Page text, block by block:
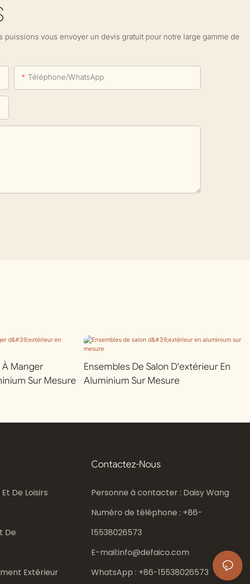
vous envoyer un devis gratuit pour notre large gamme de
Téléphone/WhatsApp
À Manger
Sur Mesure
Ensembles De Salon D'extérieur En
Aluminium Sur Mesure
De Loisirs
De
Extérieur
Contactez-Nous
Personne à contacter : Daisy Wang
Numéro de téléphone : +86-
15538026573
E-mail:info@defaico.com
WhatsApp : +86-15538026573